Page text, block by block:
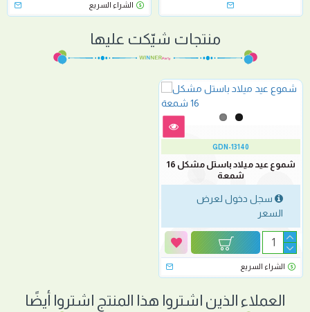
الشراء السريع
منتجات شيّكت عليها
GDN-13140
شموع عيد ميلاد باستل مشكل 16
شمعة
سجل دخول لعرض
السعر
الشراء السريع
العملاء الذين اشتروا هذا المنتج اشتروا أيضًا